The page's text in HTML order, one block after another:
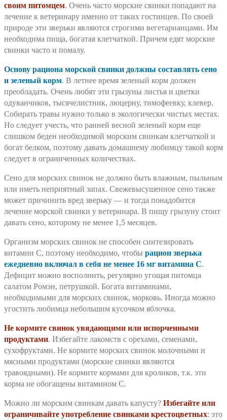
своим питомцем. Очень часто морские свинки попадают на
лечение к ветеринару именно от таких гостинцев. По своей
природе эти зверьки являются строгими вегетарианцами. Им
необходима пища, богатая клетчаткой. Причем едят морские
свинки часто и помалу.
Основу рациона морской свинки должны составлять сено
и зеленый корм. В летнее время зеленый корм должен
преобладать. Очень любят эти грызуны листья и цветки
одуванчиков, тысячелистник, люцерну, тимофеевку, клевер.
Собирать травы нужно только в экологически чистых местах.
Но следует учесть, что ранней весной зеленый корм еще
слишком беден необходимой морским свинкам клетчаткой и
богат белком, поэтому давать домашнему любимцу такой корм
следует в ограниченных количествах.
Сено для морских свинок не должно быть влажным, пыльным
или иметь неприятный запах. Свежевысушенное сено также
может причинить вред зверьку — и тогда понадобится
лечение морской свинки у ветеринара. В пищу грызуну стоит
давать сено, которому не менее 1,5 месяцев.
Организм морских свинок не способен синтезировать
витамин С, поэтому необходимо, чтобы рацион зверька
ежедневно включал в себя не менее 16 мг витамина С.
Дефицит можно восполнить, регулярно угощая питомца
салатом Ромэн, петрушкой. Богата витаминами,
необходимыми для морских свинок, морковь. Иногда можно
угостить любимца небольшим кусочком яблочка.
Не кормите свинок увядающими или испорченными
продуктами. Избегайте лакомств с орехами, семенами,
сухофруктами. Не кормите морских свинок молочными и
мясными продуктами (морские свинки являются
травоядными). Не кормите кормами для кроликов, т.к. эти
корма не обогащены витамином С.
Можно ли морским свинкам давать капусту? Избегайте или
ограничивайте употребление свинками крестоцветных: это